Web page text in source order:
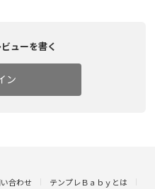
ューを書く
ン
合わせ テンプレＢａｂｙとは